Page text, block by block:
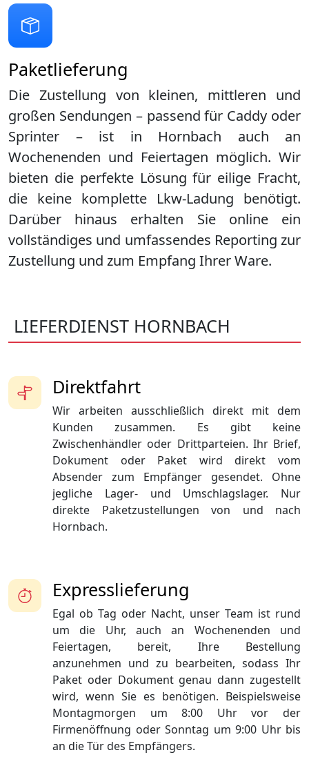
Paketlieferung
Die Zustellung von kleinen, mittleren und
großen Sendungen – passend für Caddy oder
Sprinter – ist in Hornbach auch an
Wochenenden und Feiertagen möglich. Wir
bieten die perfekte Lösung für eilige Fracht,
die keine komplette Lkw-Ladung benötigt.
Darüber hinaus erhalten Sie online ein
vollständiges und umfassendes Reporting zur
Zustellung und zum Empfang Ihrer Ware.
LIEFERDIENST HORNBACH
Direktfahrt
Wir arbeiten ausschließlich direkt mit dem
Kunden zusammen. Es gibt keine
Zwischenhändler oder Drittparteien. Ihr Brief,
Dokument oder Paket wird direkt vom
Absender zum Empfänger gesendet. Ohne
jegliche Lager- und Umschlagslager. Nur
direkte Paketzustellungen von und nach
Hornbach.
Expresslieferung
Egal ob Tag oder Nacht, unser Team ist rund
um die Uhr, auch an Wochenenden und
Feiertagen, bereit, Ihre Bestellung
anzunehmen und zu bearbeiten, sodass Ihr
Paket oder Dokument genau dann zugestellt
wird, wenn Sie es benötigen. Beispielsweise
Montagmorgen um 8:00 Uhr vor der
Firmenöffnung oder Sonntag um 9:00 Uhr bis
an die Tür des Empfängers.